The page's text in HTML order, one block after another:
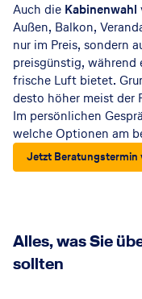
Auch die Kabinenwahl
Außen, Balkon,
nur im Preis, sondern
preisgünstig, während
frische Luft bietet.
desto höher meist der
Im persönlichen
welche Optionen am
Jetzt Beratungstermin
Alles, was Sie
sollten